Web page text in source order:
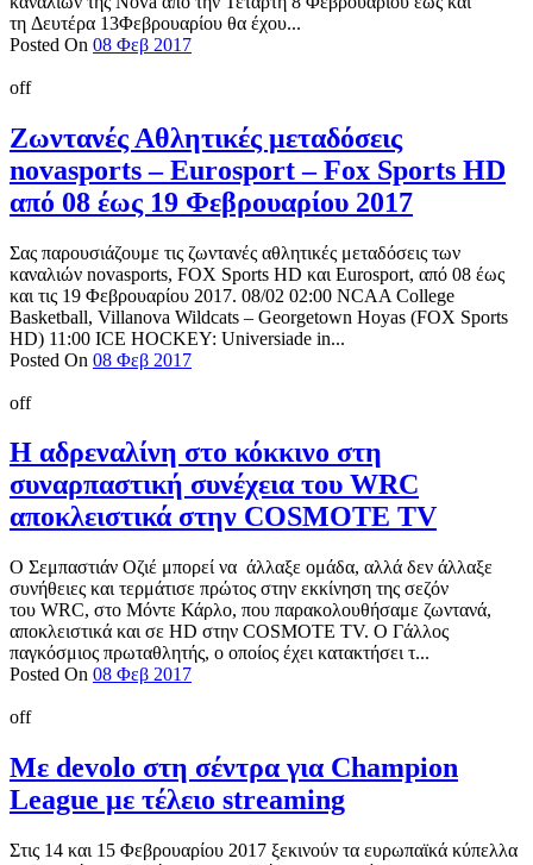
τη Δευτέρα 13Φεβρουαρίου θα έχου...
Posted On 08 Φεβ 2017
off
Ζωντανές Αθλητικές μεταδόσεις
novasports – Eurosport – Fox Sports HD
από 08 έως 19 Φεβρουαρίου 2017
Σας παρουσιάζουμε τις ζωντανές αθλητικές μεταδόσεις των
καναλιών novasports, FOX Sports HD και Eurosport, από 08 έως
και τις 19 Φεβρουαρίου 2017. 08/02 02:00 NCAA College
Basketball, Villanova Wildcats – Georgetown Hoyas (FOX Sports
HD) 11:00 ICE HOCKEY: Universiade in...
Posted On 08 Φεβ 2017
off
Η αδρεναλίνη στο κόκκινο στη
συναρπαστική συνέχεια του WRC
αποκλειστικά στην COSMOTE TV
Ο Σεμπαστιάν Οζιέ μπορεί να άλλαξε ομάδα, αλλά δεν άλλαξε
συνήθειες και τερμάτισε πρώτος στην εκκίνηση της σεζόν
του WRC, στο Μόντε Κάρλο, που παρακολουθήσαμε ζωντανά,
αποκλειστικά και σε HD στην COSMOTE TV. Ο Γάλλος
παγκόσμιος πρωταθλητής, ο οποίος έχει κατακτήσει τ...
Posted On 08 Φεβ 2017
off
Mε devolo στη σέντρα για Champion
League με τέλειο streaming
Στις 14 και 15 Φεβρουαρίου 2017 ξεκινούν τα ευρωπαϊκά κύπελλα